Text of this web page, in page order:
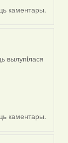
каментары.
вылупiлася
каментары.